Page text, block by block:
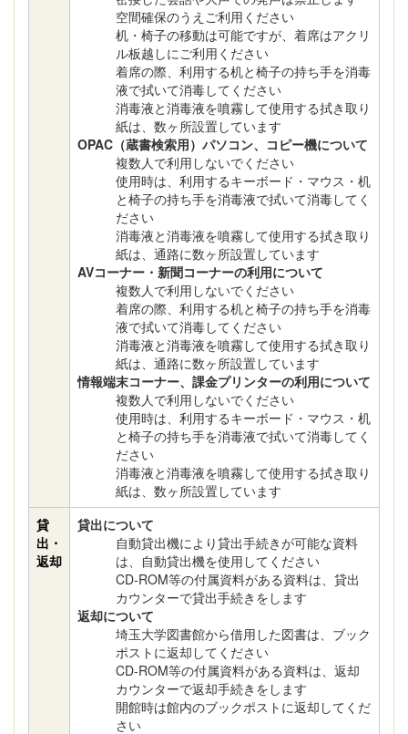
空間確保のうえご利用ください
机・椅子の移動は可能ですが、着席はアクリ
ル板越しにご利用ください
着席の際、利用する机と椅子の持ち手を消毒
液で拭いて消毒してください
消毒液と消毒液を噴霧して使用する拭き取り
紙は、数ヶ所設置しています
OPAC（蔵書検索用）パソコン、コピー機について
複数人で利用しないでください
使用時は、利用するキーボード・マウス・机
と椅子の持ち手を消毒液で拭いて消毒してく
ださい
消毒液と消毒液を噴霧して使用する拭き取り
紙は、通路に数ヶ所設置しています
AVコーナー・新聞コーナーの利用について
複数人で利用しないでください
着席の際、利用する机と椅子の持ち手を消毒
液で拭いて消毒してください
消毒液と消毒液を噴霧して使用する拭き取り
紙は、通路に数ヶ所設置しています
情報端末コーナー、課金プリンターの利用について
複数人で利用しないでください
使用時は、利用するキーボード・マウス・机
と椅子の持ち手を消毒液で拭いて消毒してく
ださい
消毒液と消毒液を噴霧して使用する拭き取り
紙は、数ヶ所設置しています
貸
出・
返却
貸出について
自動貸出機により貸出手続きが可能な資料
は、自動貸出機を使用してください
CD-ROM等の付属資料がある資料は、貸出
カウンターで貸出手続きをします
返却について
埼玉大学図書館から借用した図書は、ブック
ポストに返却してください
CD-ROM等の付属資料がある資料は、返却
カウンターで返却手続きをします
開館時は館内のブックポストに返却してくだ
さい